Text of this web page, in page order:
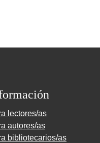
lectores/as
autores/as
bibliotecarios/as